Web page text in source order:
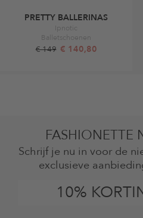
PRETTY BALLERINAS
Ipnotic
Balletschoenen
€ 149 € 140,80
FASHIONETTE
Schrijf je nu in voor de
exclusieve
10%